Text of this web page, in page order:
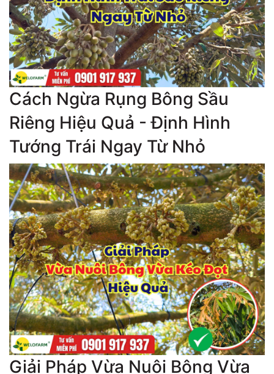
Cách Ngừa Rụng Bông Sầu
Riêng Hiệu Quả - Định Hình
Tướng Trái Ngay Từ Nhỏ
Giải Pháp Vừa Nuôi Bông Vừa